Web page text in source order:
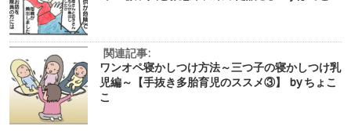
関連記事:
ワンオペ寝かしつけ方法～三つ子の寝かしつけ乳
児編～【手抜き多胎育児のススメ③】 by ちょこ
こ